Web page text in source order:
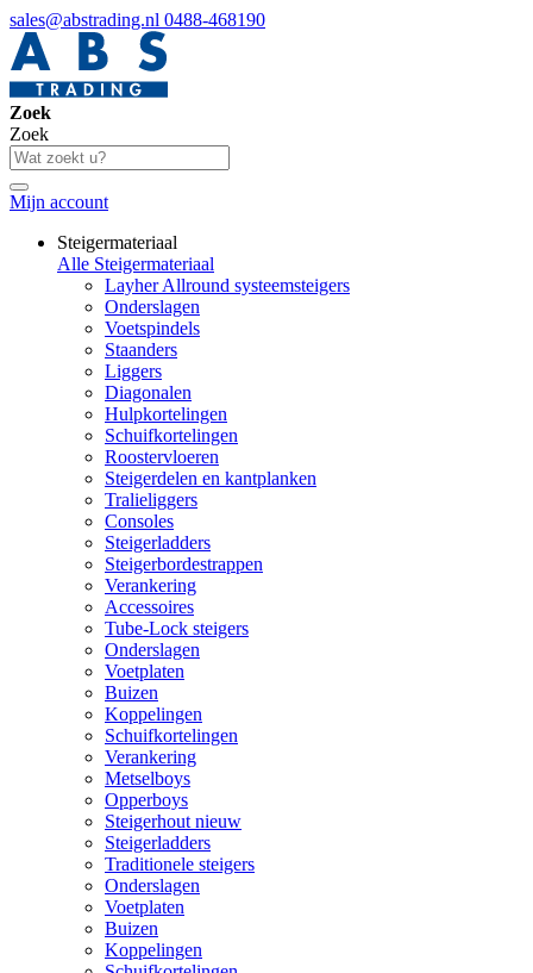
sales@abstrading.nl 0488-468190
Zoek
Zoek
Mijn account
Steigermateriaal
Alle Steigermateriaal
Layher Allround systeemsteigers
Onderslagen
Voetspindels
Staanders
Liggers
Diagonalen
Hulpkortelingen
Schuifkortelingen
Roostervloeren
Steigerdelen en kantplanken
Tralieliggers
Consoles
Steigerladders
Steigerbordestrappen
Verankering
Accessoires
Tube-Lock steigers
Onderslagen
Voetplaten
Buizen
Koppelingen
Schuifkortelingen
Verankering
Metselboys
Opperboys
Steigerhout nieuw
Steigerladders
Traditionele steigers
Onderslagen
Voetplaten
Buizen
Koppelingen